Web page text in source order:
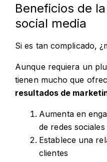
Beneficios de
social media
Si es tan complicado,
Aunque requiera un
tienen mucho que
resultados de
Aumenta en
de redes sociales
Establece una
clientes